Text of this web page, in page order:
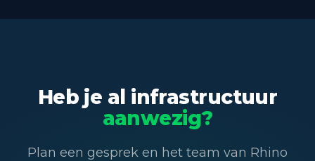
Heb je al infrastructuur
aanwezig?
Plan een gesprek en het team van Rhino